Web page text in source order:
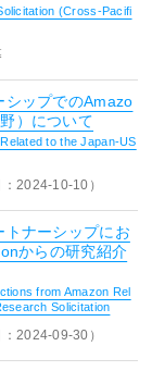
(Cross-Pacifi
シップでのAmazo
）について
to the Japan-US
2024-10-10）
トナーシップにお
からの研究紹介
from Amazon Rel
Solicitation
2024-09-30）